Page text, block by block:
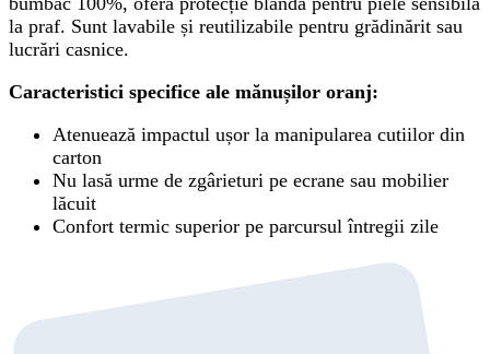
la praf. Sunt lavabile și reutilizabile pentru grădinărit sau
lucrări casnice.
Caracteristici specifice ale mănușilor oranj:
Atenuează impactul ușor la manipularea cutiilor din
carton
Nu lasă urme de zgârieturi pe ecrane sau mobilier
lăcuit
Confort termic superior pe parcursul întregii zile